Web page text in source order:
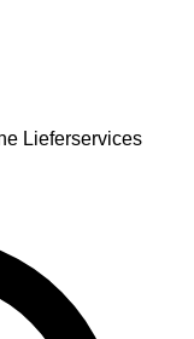
Lieferservices